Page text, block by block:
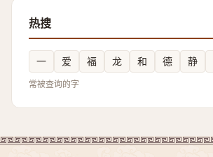
热搜
一 爱 福 龙 和 德 静
常被查询的字